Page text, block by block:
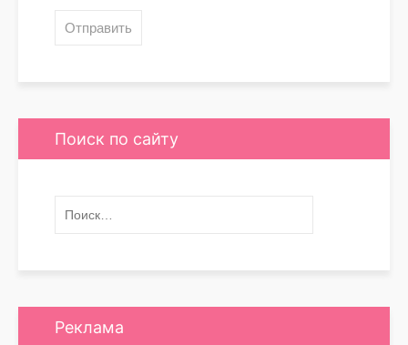
Поиск по сайту
Реклама